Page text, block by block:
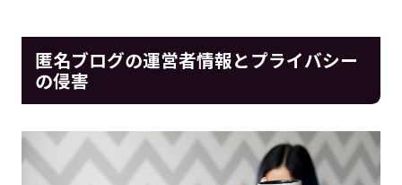
匿名ブログの運営者情報とプライバシー
の侵害